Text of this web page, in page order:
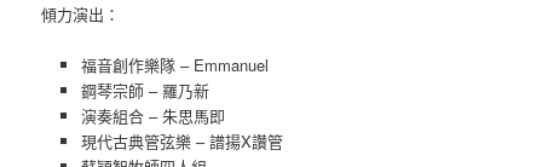
傾力演出：
福音創作樂隊 – Emmanuel
鋼琴宗師 – 羅乃新
演奏組合 – 朱思馬即
現代古典管弦樂 – 譜揚X讚管